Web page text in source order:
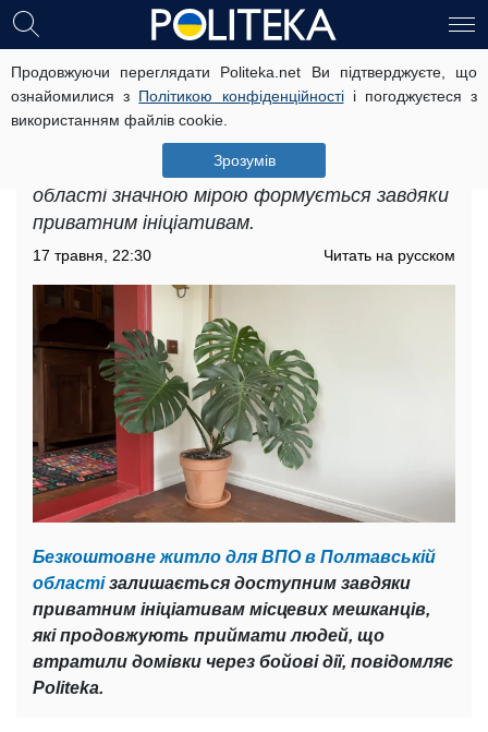
Продовжуючи переглядати Politeka.net Ви підтверджуєте, що
ознайомилися з Політикою конфіденційностіі погоджуєтеся з
використанням файлів cookie.
Зрозумів
Безкоштовне житло для ВПО в
Полтавській області: в яких
населених пунктах його шукати
Безкоштовне житло для ВПО в Полтавській
області значною мірою формується завдяки
приватним ініціативам.
17 травня, 22:30 Читать на русском
Безкоштовне житло для ВПО в Полтавській
областізалишається доступним завдяки
приватним ініціативам місцевих мешканців,
які продовжують приймати людей, що
втратили домівки через бойові дії, повідомляє
Politeka.